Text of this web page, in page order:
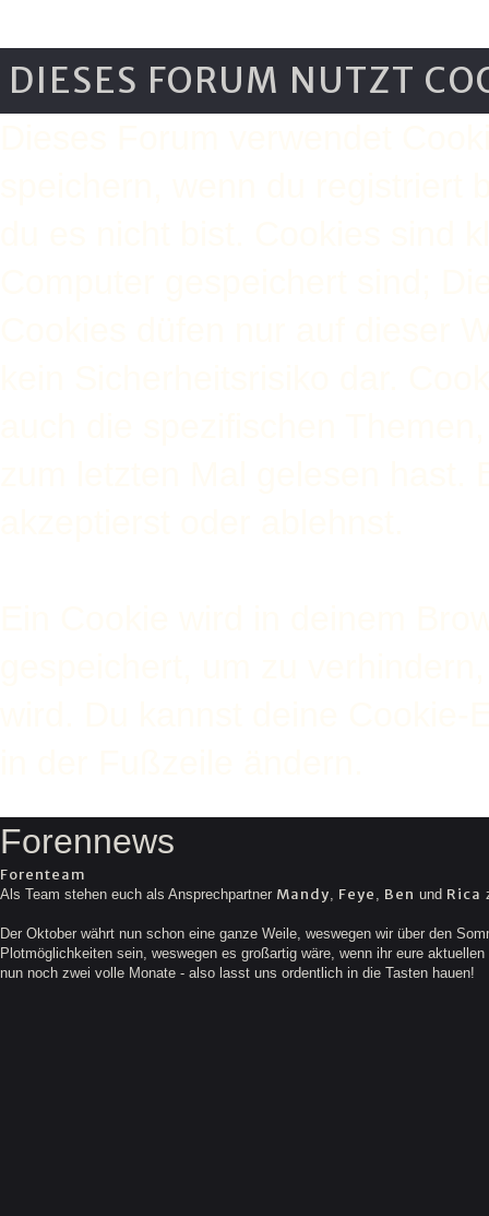
DIESES FORUM NUTZT
Forennews
Forenteam
Als Team stehen euch als Ansprechpartner Mandy, Feye , Ben und Rica
Der Oktober währt nun schon eine ganze Weile, weswegen wir über den
Plotmöglichkeiten sein, weswegen es großartig wäre, wenn ihr eure
nun noch zwei volle Monate - also lasst uns ordentlich in die Tasten hauen!